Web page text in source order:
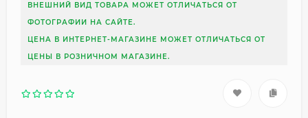
ВНЕШНИЙ ВИД ТОВАРА МОЖЕТ ОТЛИЧАТЬСЯ ОТ
ФОТОГРАФИИ НА САЙТЕ.
ЦЕНА В ИНТЕРНЕТ-МАГАЗИНЕ МОЖЕТ ОТЛИЧАТЬСЯ ОТ
ЦЕНЫ В РОЗНИЧНОМ МАГАЗИНЕ.